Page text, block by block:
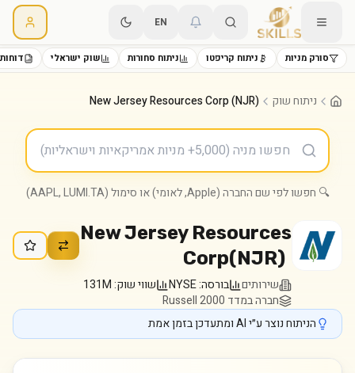
EN
סורק מניות ניתוח קריפטו ניתוח סחורות שוק ישראלי
ניתוח שוק New Jersey Resources Corp (NJR)
🔍 חפשו לפי שם החברה (Apple, לאומי) או סימול (AAPL, LUMI.TA)
New Jersey Resources
Corp(NJR)
שירותים בורסה:NYSE שווי שוק:131M
חברה במדד Russell 2000
הניתוח נוצר ע״י AI ומתעדכן בזמן אמת